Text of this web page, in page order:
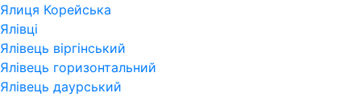
Ялиця Корейська
Ялівці
Ялівець віргінський
Ялівець горизонтальний
Ялівець даурський